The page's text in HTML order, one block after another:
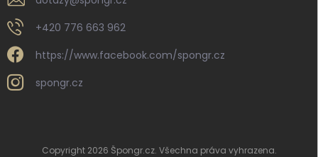
+420 776 663 962
https://www.facebook.com/spongr.cz
spongr.cz
Copyright 2026 Špongr.cz. Všechna práva vyhrazena.